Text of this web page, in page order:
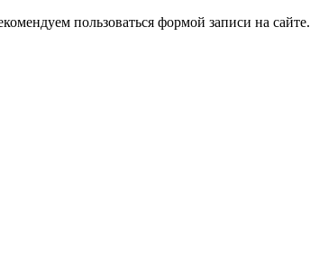
пользоваться формой записи на сайте.